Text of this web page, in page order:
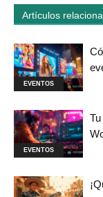
Artículos
EVENTOS
EVENTOS